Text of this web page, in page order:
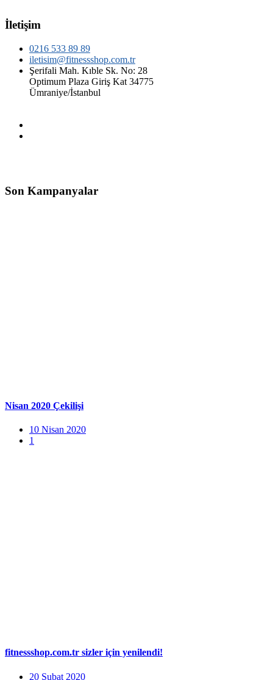
İletişim
0216 533 89 89
iletisim@fitnessshop.com.tr
Şerifali Mah. Kıble Sk. No: 28
Optimum Plaza Giriş Kat 34775
Ümraniye/İstanbul
Son Kampanyalar
Nisan 2020 Çekilişi
10 Nisan 2020
1
fitnessshop.com.tr sizler için yenilendi!
20 Şubat 2020